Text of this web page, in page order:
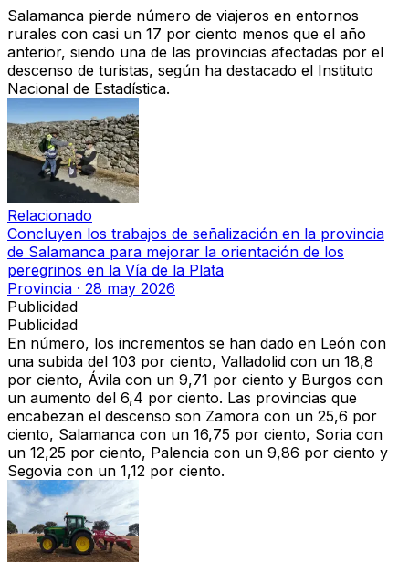
Salamanca pierde número de viajeros en entornos
rurales con casi un 17 por ciento menos que el año
anterior, siendo una de las provincias afectadas por el
descenso de turistas, según ha destacado el Instituto
Nacional de Estadística.
Relacionado
Concluyen los trabajos de señalización en la provincia
de Salamanca para mejorar la orientación de los
peregrinos en la Vía de la Plata
Provincia · 28 may 2026
Publicidad
Publicidad
En número, los incrementos se han dado en León con
una subida del 103 por ciento, Valladolid con un 18,8
por ciento, Ávila con un 9,71 por ciento y Burgos con
un aumento del 6,4 por ciento. Las provincias que
encabezan el descenso son Zamora con un 25,6 por
ciento, Salamanca con un 16,75 por ciento, Soria con
un 12,25 por ciento, Palencia con un 9,86 por ciento y
Segovia con un 1,12 por ciento.